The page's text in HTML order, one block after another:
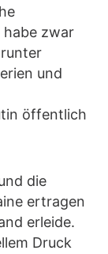
zwar
und
öffentlich
die
ertragen
erleide.
Druck